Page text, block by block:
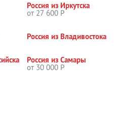
Россия из Иркутска
от 27 600 Р
Россия из Владивостока
Россия из Самары
от 30 000 Р